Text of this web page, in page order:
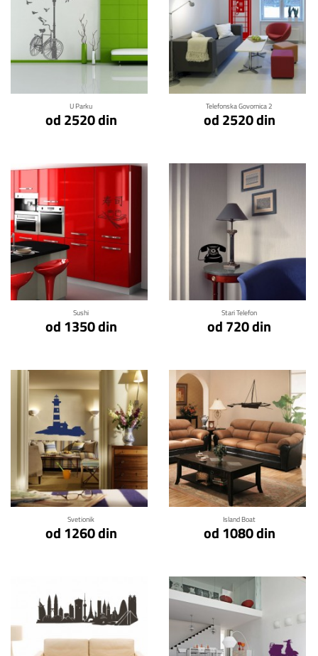
U Parku
od 2520 din
Klikni za detalje
Telefonska Govornica 2
od 2520 din
Klikni za detalje
Sushi
od 1350 din
Klikni za detalje
Stari Telefon
od 720 din
Klikni za detalje
Svetionik
od 1260 din
Klikni za detalje
Island Boat
od 1080 din
Klikni za detalje